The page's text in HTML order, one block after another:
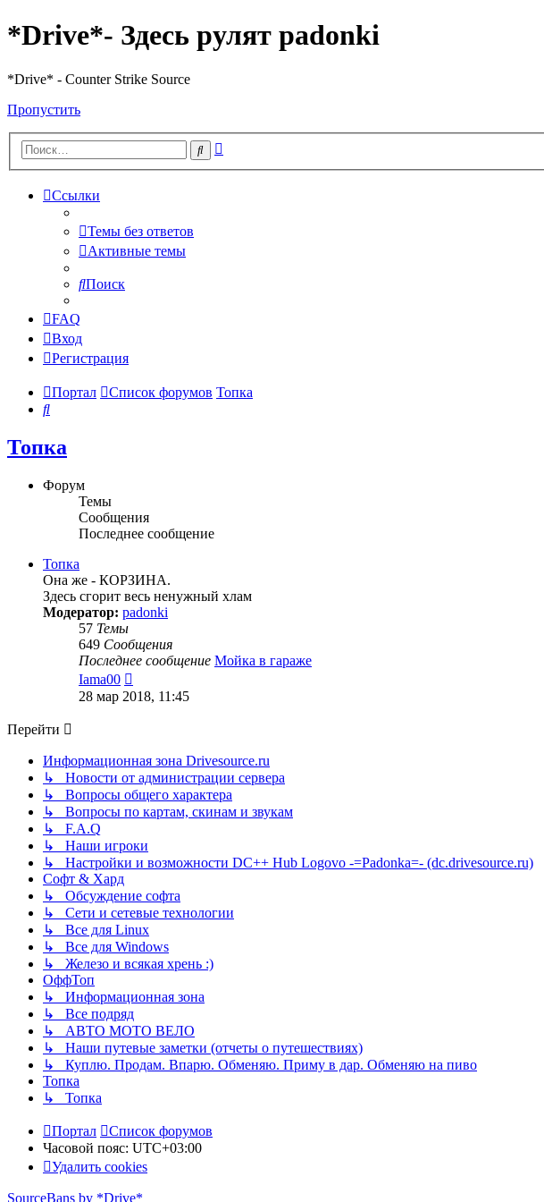
*Drive*- Здесь рулят padonki
*Drive* - Counter Strike Source
Пропустить
Поиск
Ссылки
Темы без ответов
Активные темы
Поиск
FAQ
Вход
Регистрация
Портал Список форумов Топка
Поиск
Топка
Форум
Темы
Сообщения
Последнее сообщение
Топка
Она же - КОРЗИНА.
Здесь сгорит весь ненужный хлам
Модератор: padonki
57 Темы
649 Сообщения
Последнее сообщение Мойка в гараже
Iama00
к
последнему
28 мар 2018, 11:45
Перейти
Информационная зона Drivesource.ru
↳ Новости от администрации сервера
↳ Вопросы общего характера
↳ Вопросы по картам, скинам и звукам
↳ F.A.Q
↳ Наши игроки
↳ Настройки и возможности DC++ Hub Logovo -=Padonka=- (dc.drivesource.ru)
Софт & Хард
↳ Обсуждение софта
↳ Сети и сетевые технологии
↳ Все для Linux
↳ Все для Windows
↳ Железо и всякая хрень :)
ОффТоп
↳ Информационная зона
↳ Все подряд
↳ АВТО МОТО ВЕЛО
↳ Наши путевые заметки (отчеты о путешествиях)
↳ Куплю. Продам. Впарю. Обменяю. Приму в дар. Обменяю на пиво
Топка
↳ Топка
Портал
Список форумов
Часовой пояс: UTC+03:00
Удалить cookies
SourceBans by *Drive*